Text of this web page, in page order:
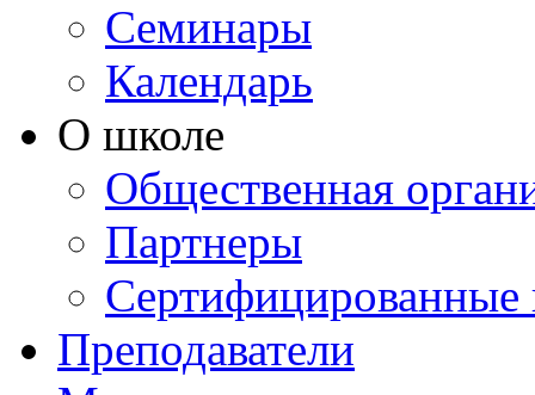
Семинары
Календарь
О школе
Общественная
Партнеры
Сертифицированные
Преподаватели